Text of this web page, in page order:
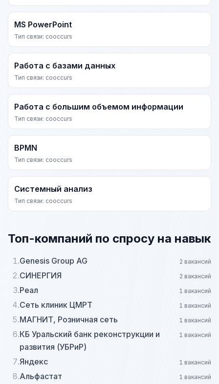
MS PowerPoint
Тип связи: cooccurs
Работа с базами данных
Тип связи: cooccurs
Работа с большим объемом информации
Тип связи: cooccurs
BPMN
Тип связи: cooccurs
Системный анализ
Тип связи: cooccurs
Топ-компаний по спросу на навык
1.Genesis Group AG 2 вакансий
2.СИНЕРГИЯ 2 вакансий
3.Реал 1 вакансий
4.Сеть клиник ЦМРТ 1 вакансий
5.МАГНИТ, Розничная сеть 1 вакансий
6.КБ Уральский банк реконструкции и
развития (УБРиР)
1 вакансий
7.Яндекс 1 вакансий
8.Альфастат 1 вакансий